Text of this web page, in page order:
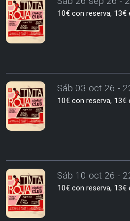
10€ con reserva, 13€
Sáb 03 oct 26 -
10€ con reserva, 13€
Sáb 10 oct 26 -
10€ con reserva, 13€